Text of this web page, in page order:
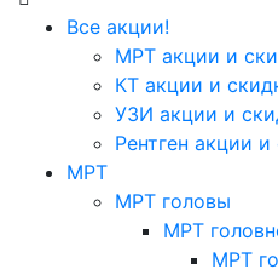
Все акции!
МРТ акции и
КТ акции и
УЗИ акции и
Рентген акции и
МРТ
МРТ головы
МРТ
МРТ